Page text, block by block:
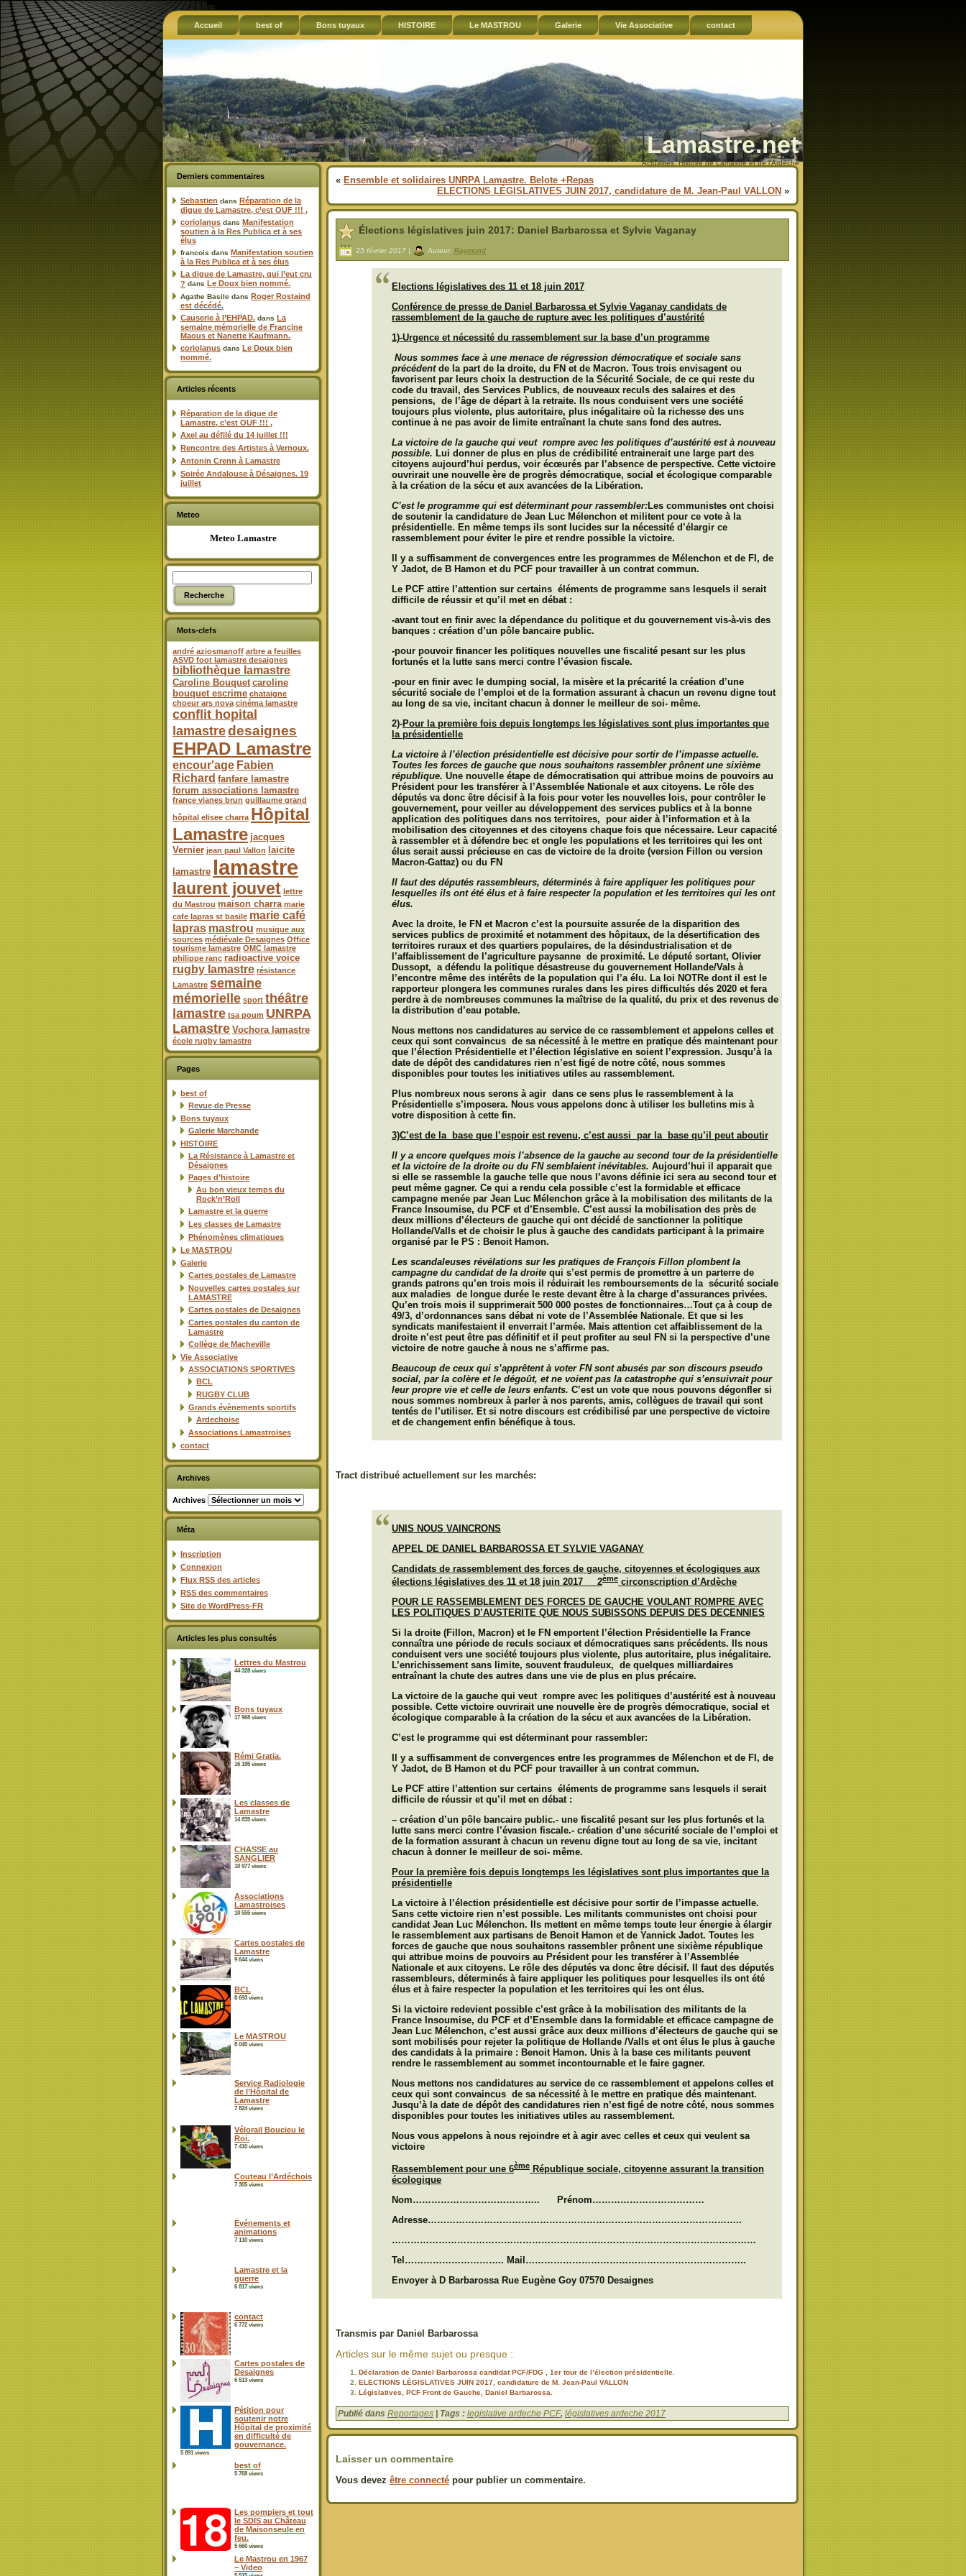
Accueil best of Bons tuyaux HISTOIRE Le MASTROU Galerie Vie Associative contact
Lamastre.net
Actualités, Histoire de Lamastre et de l'Ardèche
Derniers commentaires
Sebastien dans Réparation de la
digue de Lamastre, c’est OUF !!! ,
coriolanus dans Manifestation
soutien à la Res Publica et à ses
élus
francois dans Manifestation soutien
à la Res Publica et à ses élus
La digue de Lamastre, qui l’eut cru
? dans Le Doux bien nommé.
Agathe Basile dans Roger Rostaind
est décédé.
Causerie à l’EHPAD. dans La
semaine mémorielle de Francine
Maous et Nanette Kaufmann.
coriolanus dans Le Doux bien
nommé.
Articles récents
Réparation de la digue de
Lamastre, c’est OUF !!! ,
Axel au défilé du 14 juillet !!!
Rencontre des Artistes à Vernoux.
Antonin Crenn à Lamastre
Soirée Andalouse à Désaignes. 19
juillet
Meteo
Meteo Lamastre
Mots-clefs
andré aziosmanoff arbre a feuilles
ASVD foot lamastre desaignes
bibliothèque lamastre
Caroline Bouquet caroline
bouquet escrime chataigne
choeur ars nova cinéma lamastre
conflit hopital
lamastredesaignes
EHPAD Lamastre
encour'age Fabien
Richard fanfare lamastre
forum associations lamastre
france vianes brun guillaume grand
hôpital elisee charra Hôpital
Lamastre jacques
Vernier jean paul Vallon
laicite
lamastre lamastre
laurent jouvet lettre
du Mastrou maison charra marie
cafe lapras st basile marie café
lapras mastrou musique aux
sources médiévale Desaignes Office
tourisme lamastre OMC lamastre
philippe ranc radioactive voice
rugby lamastre résistance
Lamastre semaine
mémorielle sport théâtre
lamastre tsa poum UNRPA
Lamastre Vochora lamastre
école rugby lamastre
Pages
best of
Revue de Presse
Bons tuyaux
Galerie Marchande
HISTOIRE
La Résistance à Lamastre et
Désaignes
Pages d’histoire
Au bon vieux temps du
Rock’n’Roll
Lamastre et la guerre
Les classes de Lamastre
Phénomènes climatiques
Le MASTROU
Galerie
Cartes postales de Lamastre
Nouvelles cartes postales sur
LAMASTRE
Cartes postales de Desaignes
Cartes postales du canton de
Lamastre
Collège de Macheville
Vie Associative
ASSOCIATIONS SPORTIVES
BCL
RUGBY CLUB
Grands évènements sportifs
Ardechoise
Associations Lamastroises
contact
Archives
Archives
Méta
Inscription
Connexion
Flux RSS des articles
RSS des commentaires
Site de WordPress-FR
Articles les plus consultés
Lettres du Mastrou
44 328 views
Bons tuyaux
17 968 views
Rémi Gratia.
16 195 views
Les classes de
Lamastre
14 835 views
CHASSE au
SANGLIER
10 977 views
Associations
Lamastroises
10 555 views
Cartes postales de
Lamastre
9 644 views
BCL
8 693 views
Le MASTROU
8 040 views
Service Radiologie
de l’Hôpital de
Lamastre
7 824 views
Vélorail Boucieu le
Roi.
7 410 views
Couteau l’Ardéchois
7 305 views
Evénements et
animations
7 110 views
Lamastre et la
guerre
6 817 views
contact
6 772 views
Cartes postales de
Desaignes
6 513 views
Pétition pour
soutenir notre
Hôpital de proximité
en difficulté de
gouvernance.
5 891 views
best of
5 768 views
Les pompiers et tout
le SDIS au Château
de Maisonseule en
feu.
5 660 views
Le Mastrou en 1967
– Video
« Ensemble et solidaires UNRPA Lamastre. Belote +Repas
ELECTIONS LÉGISLATIVES JUIN 2017, candidature de M. Jean-Paul VALLON »
Élections législatives juin 2017: Daniel Barbarossa et Sylvie Vaganay
25 février 2017 | Auteur: Raymond
Elections législatives des 11 et 18 juin 2017
Conférence de presse de Daniel Barbarossa et Sylvie Vaganay candidats de
rassemblement de la gauche de rupture avec les politiques d’austérité
1)-Urgence et nécessité du rassemblement sur la base d’un programme
Nous sommes face à une menace de régression démocratique et sociale sans
précédent de la part de la droite, du FN et de Macron. Tous trois envisagent ou
favorisent par leurs choix la destruction de la Sécurité Sociale, de ce qui reste du
code du travail, des Services Publics, de nouveaux reculs des salaires et des
pensions, de l’âge de départ à la retraite. Ils nous conduisent vers une société
toujours plus violente, plus autoritaire, plus inégalitaire où la richesse des uns
continue à ne pas avoir de limite entraînant la chute sans fond des autres.
La victoire de la gauche qui veut rompre avec les politiques d’austérité est à nouveau
possible. Lui donner de plus en plus de crédibilité entrainerait une large part des
citoyens aujourd’hui perdus, voir écœurés par l’absence de perspective. Cette victoire
ouvrirait une nouvelle ère de progrès démocratique, social et écologique comparable
à la création de la sécu et aux avancées de la Libération.
C’est le programme qui est déterminant pour rassembler:Les communistes ont choisi
de soutenir la candidature de Jean Luc Mélenchon et militent pour ce vote à la
présidentielle. En même temps ils sont lucides sur la nécessité d’élargir ce
rassemblement pour éviter le pire et rendre possible la victoire.
Il y a suffisamment de convergences entre les programmes de Mélenchon et de FI, de
Y Jadot, de B Hamon et du PCF pour travailler à un contrat commun.
Le PCF attire l’attention sur certains éléments de programme sans lesquels il serait
difficile de réussir et qu’il met en débat :
-avant tout en finir avec la dépendance du politique et du gouvernement vis-à-vis des
banques : création d’un pôle bancaire public.
-pour pouvoir financer les politiques nouvelles une fiscalité pesant sur les plus
fortunés et la lutte sans merci contre l’évasion fiscale.
-pour en finir avec le dumping social, la misère et la précarité la création d’une
sécurité sociale de l’emploi et de la formation assurant à chacun un revenu digne tout
au long de sa vie, incitant chacun à donner le meilleur de soi- même.
2)-Pour la première fois depuis longtemps les législatives sont plus importantes que
la présidentielle
La victoire à l’élection présidentielle est décisive pour sortir de l’impasse actuelle.
Toutes les forces de gauche que nous souhaitons rassembler prônent une sixième
république. Une nouvelle étape de démocratisation qui attribue moins de pouvoirs au
Président pour les transférer à l’Assemblée Nationale et aux citoyens. Le rôle des
députés va donc être décisif à la fois pour voter les nouvelles lois, pour contrôler le
gouvernement, pour veiller au développement des services publics et à la bonne
application des politiques dans nos territoires, pour aider à l’information et à la
mobilisation des citoyennes et des citoyens chaque fois que nécessaire. Leur capacité
à rassembler et à défendre bec et ongle les populations et les territoires qui les ont
élus serait aussi précieuse en cas de victoire de la droite (version Fillon ou version
Macron-Gattaz) ou du FN
Il faut des députés rassembleurs, déterminés à faire appliquer les politiques pour
lesquelles ils ont été élus et à faire respecter la population et les territoires qui les ont
élus.
Avec la droite, le FN et Macron c’est la poursuite assurée de la disparition des
services publics de proximité et notamment des hôpitaux, de la désertification des
territoires ruraux et des quartiers populaires, de la désindustrialisation et de
l’affaiblissement de l’agriculture paysanne de proximité. Le député sortant, Olivier
Dussopt, a défendu la politique désastreuse du gouvernement Hollande/Vals à
l’encontre même des intérêts de la population qui l’a élu. La loi NOTRe dont il est le
rapporteur plongera les communes rurales dans les pires difficultés dés 2020 et fera
perdre à de nombreuses communes la maîtrise de la qualité, du prix et des revenus de
la distribution d’eau potable.
Nous mettons nos candidatures au service de ce rassemblement et appelons celles et
ceux qui sont convaincus de sa nécessité à le mettre en pratique dés maintenant pour
que l’élection Présidentielle et l’élection législative en soient l’expression. Jusqu’à la
date de dépôt des candidatures rien n’est figé de notre côté, nous sommes
disponibles pour toutes les initiatives utiles au rassemblement.
Plus nombreux nous serons à agir dans ce sens plus le rassemblement à la
Présidentielle s’imposera. Nous vous appelons donc à utiliser les bulletins mis à
votre disposition à cette fin.
3)C’est de la base que l’espoir est revenu, c’est aussi par la base qu’il peut aboutir
Il y a encore quelques mois l’absence de la gauche au second tour de la présidentielle
et la victoire de la droite ou du FN semblaient inévitables. Aujourd’hui il apparait que
si elle se rassemble la gauche telle que nous l’avons définie ici sera au second tour et
peut même gagner. Ce qui a rendu cela possible c’est la formidable et efficace
campagne menée par Jean Luc Mélenchon grâce à la mobilisation des militants de la
France Insoumise, du PCF et d’Ensemble. C’est aussi la mobilisation des près de
deux millions d’électeurs de gauche qui ont décidé de sanctionner la politique
Hollande/Valls et de choisir le plus à gauche des candidats participant à la primaire
organisé par le PS : Benoit Hamon.
Les scandaleuses révélations sur les pratiques de François Fillon plombent la
campagne du candidat de la droite qui s’est permis de promettre à un parterre de
grands patrons qu’en trois mois il réduirait les remboursements de la sécurité sociale
aux maladies de longue durée le reste devant être à la charge d’assurances privées.
Qu’en trois mois il supprimerait 500 000 postes de fonctionnaires…Tout ça à coup de
49/3, d’ordonnances sans débat ni vote de l’Assemblée Nationale. Et que si les
syndicats manifestaient il enverrait l’armée. Mais attention cet affaiblissement de la
droite n’est peut être pas définitif et il peut profiter au seul FN si la perspective d’une
victoire de notre gauche à nous ne s’affirme pas.
Beaucoup de ceux qui s’apprêtent à voter FN sont abusés par son discours pseudo
social, par la colère et le dégoût, et ne voient pas la catastrophe qui s’ensuivrait pour
leur propre vie et celle de leurs enfants. C’est un vote que nous pouvons dégonfler si
nous sommes nombreux à parler à nos parents, amis, collègues de travail qui sont
tentés de l’utiliser. Et si notre discours est crédibilisé par une perspective de victoire
et de changement enfin bénéfique à tous.
Tract distribué actuellement sur les marchés:
UNIS NOUS VAINCRONS
APPEL DE DANIEL BARBAROSSA ET SYLVIE VAGANAY
Candidats de rassemblement des forces de gauche, citoyennes et écologiques aux
élections législatives des 11 et 18 juin 2017 2ème circonscription d’Ardèche
POUR LE RASSEMBLEMENT DES FORCES DE GAUCHE VOULANT ROMPRE AVEC
LES POLITIQUES D’AUSTERITE QUE NOUS SUBISSONS DEPUIS DES DECENNIES
Si la droite (Fillon, Macron) et le FN emportent l’élection Présidentielle la France
connaîtra une période de reculs sociaux et démocratiques sans précédents.
Ils nous
conduisent vers une société toujours plus violente, plus autoritaire, plus inégalitaire.
L’enrichissement sans limite, souvent frauduleux, de quelques milliardaires
entraînant la chute des autres dans une vie de plus en plus précaire.
La victoire de la gauche qui veut rompre avec les politiques d’austérité est à nouveau
possible. Cette victoire ouvrirait une nouvelle ère de progrès démocratique, social et
écologique comparable à la création de la sécu et aux avancées de la Libération.
C’est le programme qui est déterminant pour rassembler:
Il y a suffisamment de convergences entre les programmes de Mélenchon et de FI, de
Y Jadot, de B Hamon et du PCF pour travailler à un contrat commun.
Le PCF attire l’attention sur certains éléments de programme sans lesquels il serait
difficile de réussir et qu’il met en débat :
– création d’un pôle bancaire public.- une fiscalité pesant sur les plus fortunés et la
lutte sans merci contre l’évasion fiscale.- création d’une sécurité sociale de l’emploi et
de la formation assurant à chacun un revenu digne tout au long de sa vie, incitant
chacun à donner le meilleur de soi- même.
Pour la première fois depuis longtemps les législatives sont plus importantes que la
présidentielle
La victoire à l’élection présidentielle est décisive pour sortir de l’impasse actuelle.
Sans cette victoire rien n’est possible. Les militants communistes ont choisi pour
candidat Jean Luc Mélenchon. Ils mettent en même temps toute leur énergie à élargir
le rassemblement aux partisans de Benoit Hamon et de Yannick Jadot. Toutes les
forces de gauche que nous souhaitons rassembler prônent une sixième république
qui attribue moins de pouvoirs au Président pour les transférer à l’Assemblée
Nationale et aux citoyens. Le rôle des députés va donc être décisif.
Il faut des députés
rassembleurs, déterminés à faire appliquer les politiques pour lesquelles ils ont été
élus et à faire respecter la population et les territoires qui les ont élus.
Si la victoire redevient possible c’est grâce à la mobilisation des militants de la
France Insoumise, du PCF et d’Ensemble dans la formidable et efficace campagne de
Jean Luc Mélenchon, c’est aussi grâce aux deux millions d’électeurs de gauche qui se
sont mobilisés pour rejeter la politique de Hollande /Valls et ont élus le plus à gauche
des candidats à la primaire : Benoit Hamon. Unis à la base ces militants peuvent
rendre le rassemblement au sommet incontournable et le faire gagner.
Nous mettons nos candidatures au service de ce rassemblement et appelons celles et
ceux qui sont convaincus de sa nécessité à le mettre en pratique dés maintenant.
Jusqu’à la date de dépôt des candidatures rien n’est figé de notre côté, nous sommes
disponibles pour toutes les initiatives utiles au rassemblement.
Nous vous appelons à nous rejoindre et à agir avec celles et ceux qui veulent sa
victoire
Rassemblement pour une 6ème République sociale, citoyenne assurant la transition
écologique
Nom………………………………….. Prénom………………………………
Adresse………………………………………………………………………………………..
………………………………………………………………………………………………………
Tel………………………….. Mail……………………………………………………………..
Envoyer à D Barbarossa Rue Eugène Goy 07570 Desaignes
Transmis par Daniel Barbarossa
Articles sur le même sujet ou presque :
Déclaration de Daniel Barbarossa candidat PCF/FDG , 1er tour de l’élection présidentielle.
ELECTIONS LÉGISLATIVES JUIN 2017, candidature de M. Jean-Paul VALLON
Législatives, PCF Front de Gauche, Daniel Barbarossa.
Publié dans Reportages | Tags : legislative ardeche PCF, législatives ardeche 2017
Laisser un commentaire
Vous devez être connecté pour publier un commentaire.